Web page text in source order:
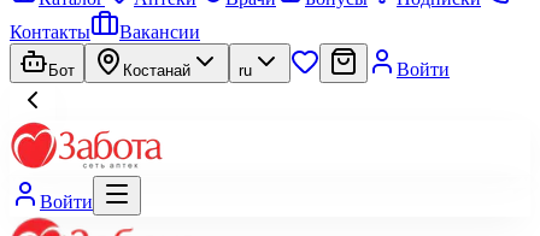
Контакты
Вакансии
Бот Костанай ru Войти
Войти